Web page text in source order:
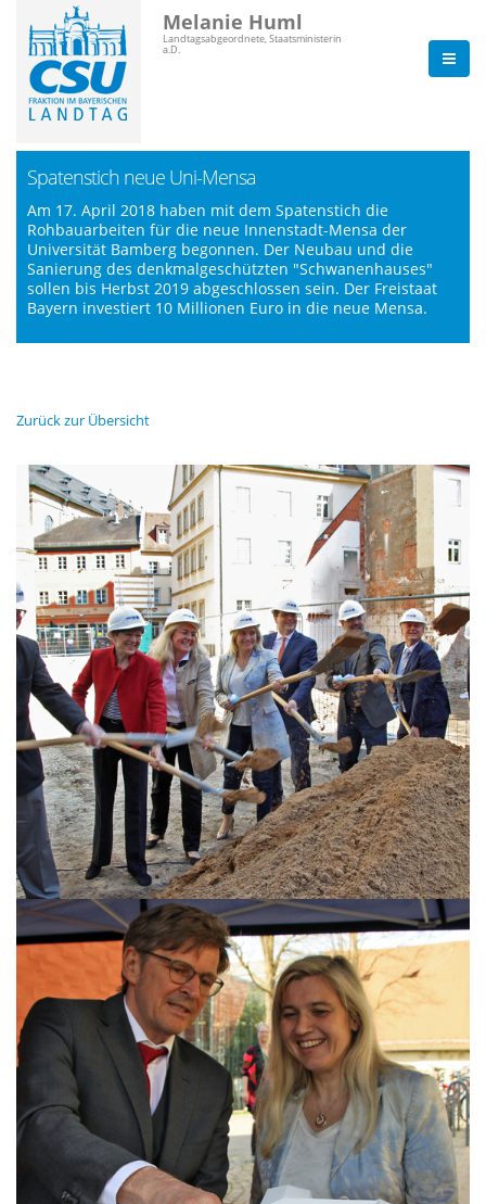
Melanie Huml
Landtagsabgeordnete, Staatsministerin
a.D.
Spatenstich neue Uni-Mensa
Am 17. April 2018 haben mit dem Spatenstich die
Rohbauarbeiten für die neue Innenstadt-Mensa der
Universität Bamberg begonnen. Der Neubau und die
Sanierung des denkmalgeschützten "Schwanenhauses"
sollen bis Herbst 2019 abgeschlossen sein. Der Freistaat
Bayern investiert 10 Millionen Euro in die neue Mensa.
Zurück zur Übersicht